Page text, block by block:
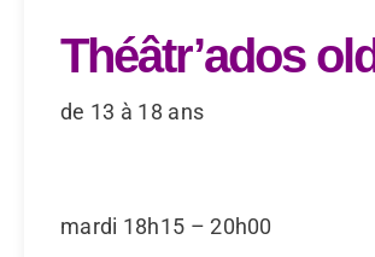
Théâtr’ados
de 13 à 18 ans
mardi 18h15 – 20h00